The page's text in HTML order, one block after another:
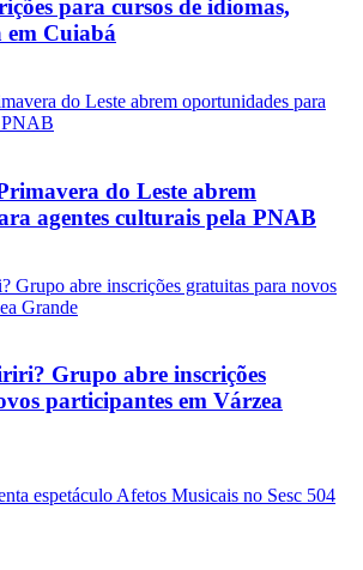
para cursos de idiomas,
Cuiabá
do Leste abrem
agentes culturais pela PNAB
Grupo abre inscrições
participantes em Várzea